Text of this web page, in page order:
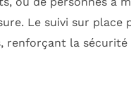
Le suivi sur place
renforçant la